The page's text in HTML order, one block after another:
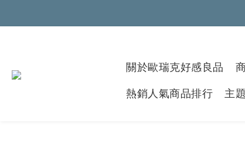
關於歐瑞克好感良品
熱銷人氣商品排行
主